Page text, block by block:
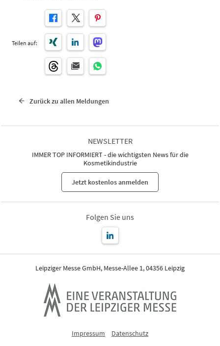
Teilen auf:
Zurück zu allen Meldungen
NEWSLETTER
IMMER TOP INFORMIERT - die wichtigsten News für die
Kosmetikindustrie
Jetzt kostenlos anmelden
Folgen Sie uns
Leipziger Messe GmbH, Messe-Allee 1, 04356 Leipzig
Impressum Datenschutz